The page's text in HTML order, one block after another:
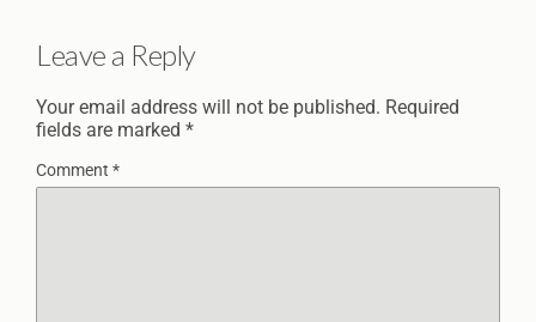
Leave a Reply
Your email address will not be published. Required
fields are marked *
Comment *